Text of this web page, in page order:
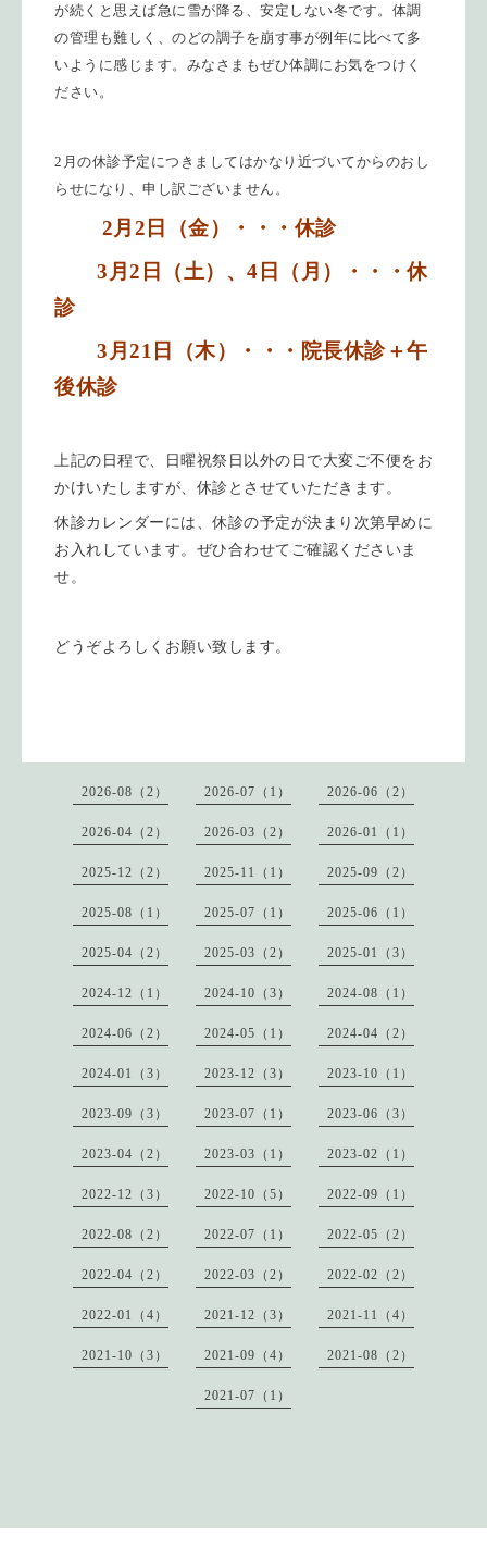
が続くと思えば急に雪が降る、安定しない冬です。体調
の管理も難しく、のどの調子を崩す事が例年に比べて多
いように感じます。みなさまもぜひ体調にお気をつけく
ださい。
2月の休診予定につきましてはかなり近づいてからのおし
らせになり、申し訳ございません。
2月2日（金）・・・休診
3月2日（土）、4日（月）・・・休
診
3月21日（木）・・・院長休診＋午
後休診
上記の日程で、日曜祝祭日以外の日で大変ご不便をお
かけいたしますが、休診とさせていただきます。
休診カレンダーには、休診の予定が決まり次第早めに
お入れしています。ぜひ合わせてご確認くださいま
せ。
どうぞよろしくお願い致します。
2026-08（2） 2026-07（1） 2026-06（2）
2026-04（2） 2026-03（2） 2026-01（1）
2025-12（2） 2025-11（1） 2025-09（2）
2025-08（1） 2025-07（1） 2025-06（1）
2025-04（2） 2025-03（2） 2025-01（3）
2024-12（1） 2024-10（3） 2024-08（1）
2024-06（2） 2024-05（1） 2024-04（2）
2024-01（3） 2023-12（3） 2023-10（1）
2023-09（3） 2023-07（1） 2023-06（3）
2023-04（2） 2023-03（1） 2023-02（1）
2022-12（3） 2022-10（5） 2022-09（1）
2022-08（2） 2022-07（1） 2022-05（2）
2022-04（2） 2022-03（2） 2022-02（2）
2022-01（4） 2021-12（3） 2021-11（4）
2021-10（3） 2021-09（4） 2021-08（2）
2021-07（1）